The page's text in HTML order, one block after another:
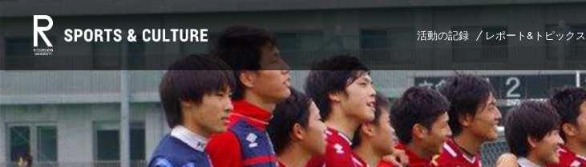
活動の記録 レポート&トピックス